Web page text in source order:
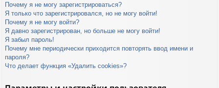
Почему я не могу зарегистрироваться?
Я только что зарегистрировался, но не могу войти!
Почему я не могу войти?
Я давно зарегистрирован, но больше не могу войти!
Я забыл пароль!
Почему мне периодически приходится повторять ввод имени и
пароля?
Что делает функция «Удалить cookies»?